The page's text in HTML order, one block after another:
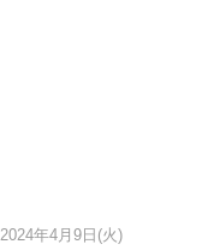
2024年4月9日(火)